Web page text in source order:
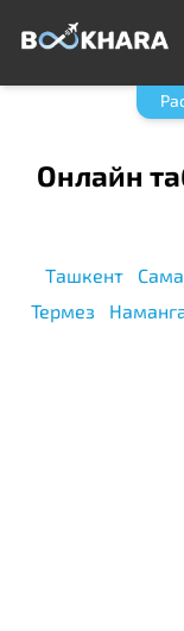
Онлайн
Ташкент
Термез